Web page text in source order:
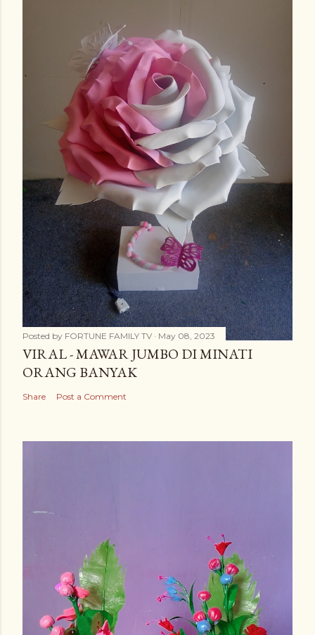
Posted by FORTUNE FAMILY TV May 08, 2023
VIRAL - MAWAR JUMBO DI MINATI
ORANG BANYAK
Share Post a Comment